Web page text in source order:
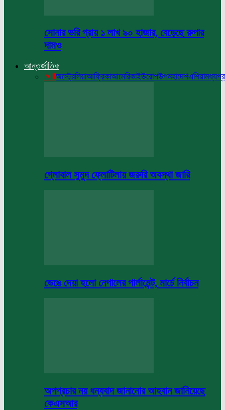
সোনার ভরি প্রায় ১ লাখ ৯০ হাজার, বেড়েছে রুপার
দামও
আন্তর্জাতিক
Allঅস্ট্রেলিয়াআফ্রিকাআমেরিকাইউরোপউপমহাদেশএশিয়া
গ্লোবাল সুমুদ ফ্লোটিলায় জরুরি অবস্থা জারি
ভেঙে দেয়া হলো নেপালের পার্লামেন্ট, মার্চে নির্বাচন
অপপ্রচার নয় ধন্যবাদ জানানোর আহবান জানিয়েছে
কেএসআর